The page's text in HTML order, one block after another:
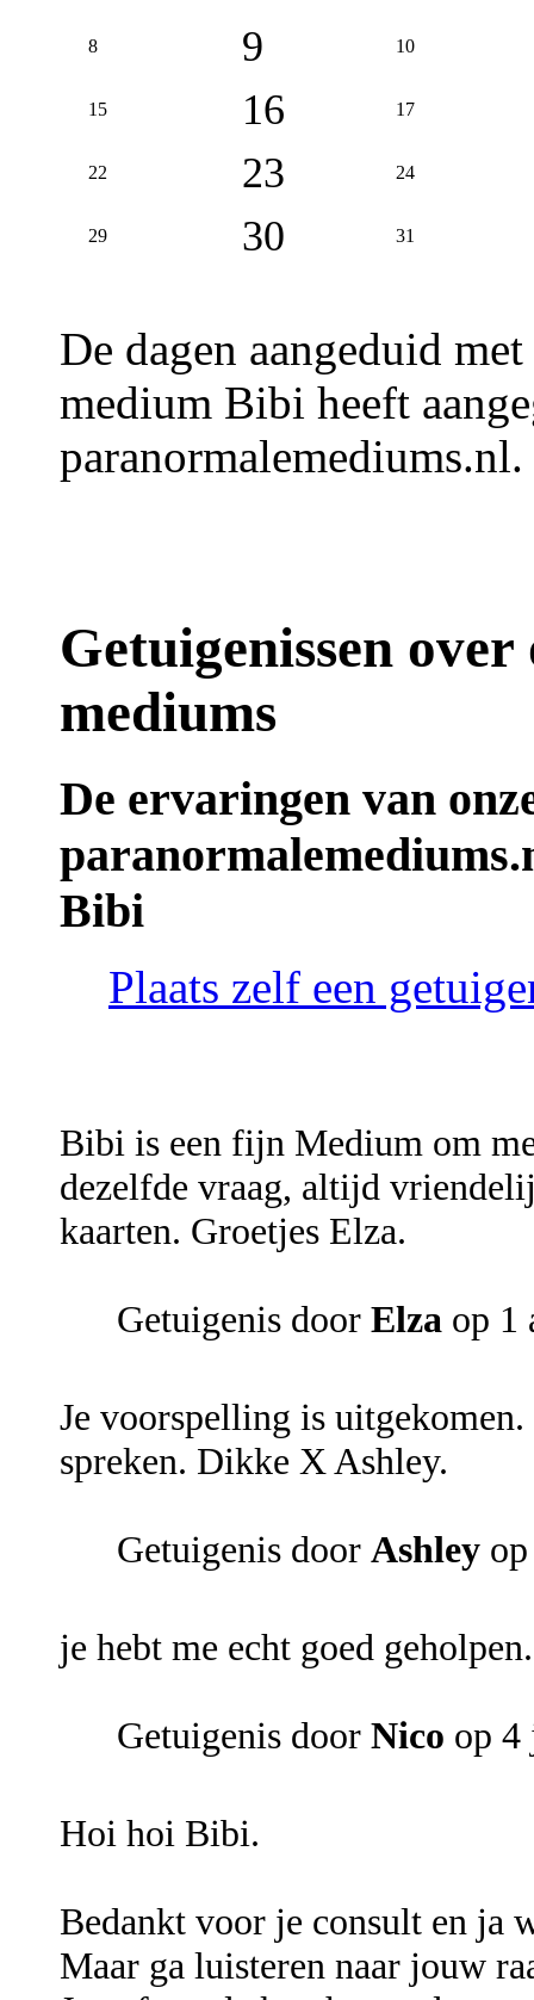
8 9 10
15 16 17
22 23 24
29 30 31
De dagen aangeduid
medium Bibi heeft
paranormalemediums.nl.
Getuigenissen
mediums
De ervaringen van
Bibi
Plaats zelf een
Bibi is een fijn Medium om
dezelfde vraag, altijd
kaarten. Groetjes Elza.
Getuigenis door Elza op 1
Je voorspelling is
spreken. Dikke X Ashley.
Getuigenis door Ashley
je hebt me echt goed
Getuigenis door Nico op 4
Hoi hoi Bibi.
Bedankt voor je consult en ja
Maar ga luisteren naar jouw